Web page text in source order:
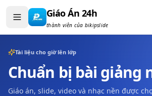
Giáo Án 24h
thành viên của bikipslide
Bỏ qua đến nội dung
Tài liệu cho giờ lên lớp
Chuẩn bị bài giảng
Giáo án, slide, video và nhạc nền được